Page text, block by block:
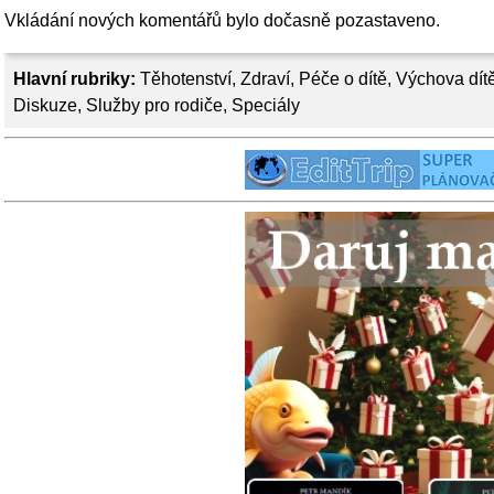
Hlavní rubriky: Těhotenství, Zdraví, Péče o dítě, Výchova
Diskuze, Služby pro rodiče, Speciály
Vkládání nových komentářů bylo dočasně pozastaveno.